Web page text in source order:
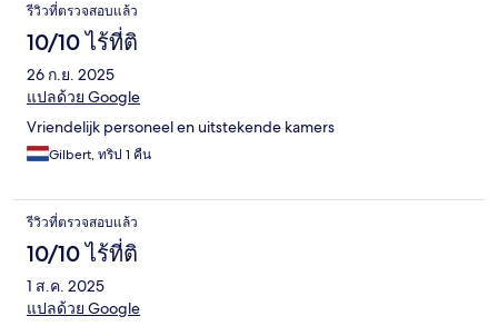
รีวิวที่ตรวจสอบแล้ว
10/10 ไร้ที่ติ
26 ก.ย. 2025
แปลด้วย Google
Vriendelijk personeel en uitstekende kamers
Gilbert, ทริป 1 คืน
รีวิวที่ตรวจสอบแล้ว
10/10 ไร้ที่ติ
1 ส.ค. 2025
แปลด้วย Google